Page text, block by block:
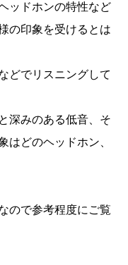
ッドホンの特性など
の印象を受けるとは
どでリスニングして
深みのある低音、そ
はどのヘッドホン、
ので参考程度にご覧